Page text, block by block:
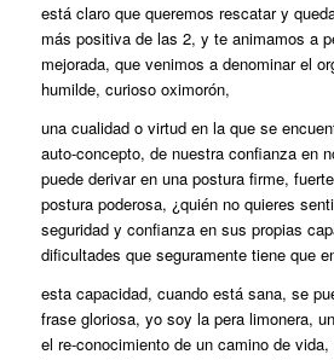
está claro que queremos rescatar y
más positiva de las 2, y te animamos a
mejorada, que venimos a denominar el
humilde, curioso oximorón,
una cualidad o virtud en la que se
auto-concepto, de nuestra confianza en
puede derivar en una postura firme,
postura poderosa, ¿quién no quieres
seguridad y confianza en sus propias
dificultades que seguramente tiene que
esta capacidad, cuando está sana, se
frase gloriosa, yo soy la pera limonera,
el re-conocimiento de un camino de